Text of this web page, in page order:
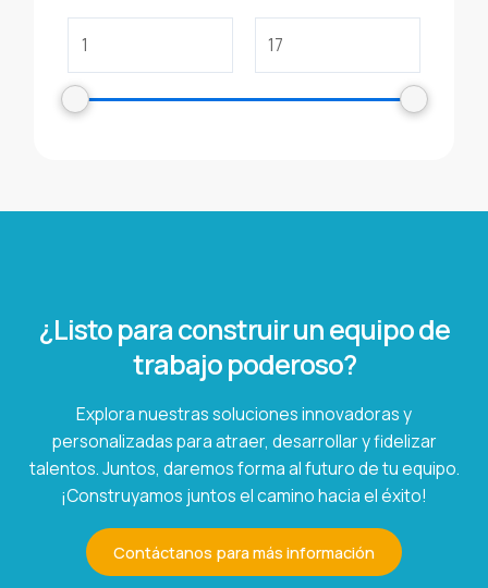
¿Listo para construir un equipo de
trabajo poderoso?
Explora nuestras soluciones innovadoras y
personalizadas para atraer, desarrollar y fidelizar
talentos. Juntos, daremos forma al futuro de tu equipo.
¡Construyamos juntos el camino hacia el éxito!
Contáctanos para más información